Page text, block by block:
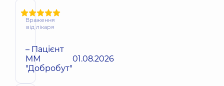
Враження
від лікаря
– Пацієнт
ММ
"Добробут"
01.08.2026